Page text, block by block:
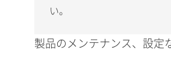
い。
製品のメンテナンス、設定